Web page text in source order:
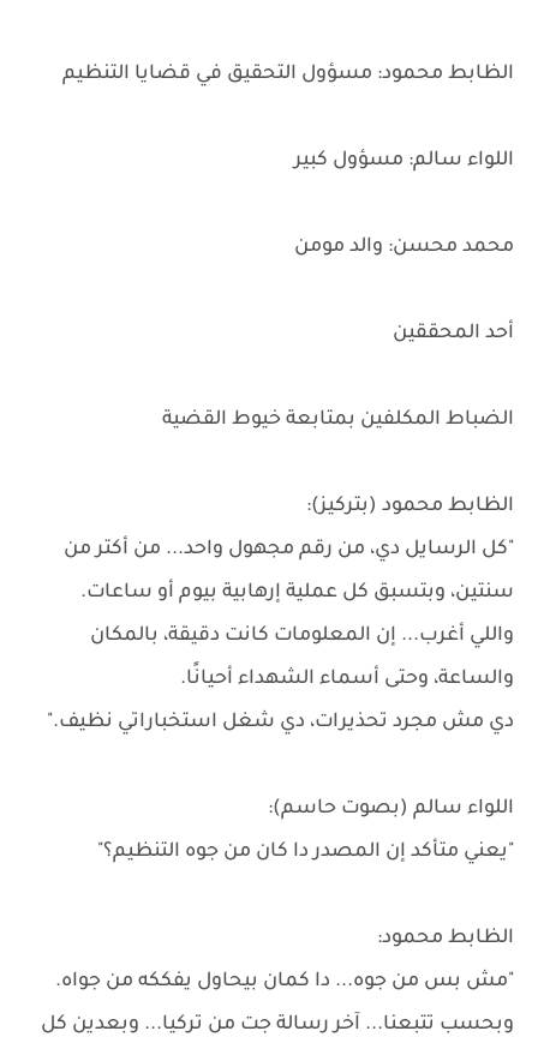
الظابط محمود: مسؤول التحقيق في قضايا التنظيم
اللواء سالم: مسؤول كبير
محمد محسن: والد مومن
أحد المحققين
الضباط المكلفين بمتابعة خيوط القضية
الظابط محمود (بتركيز):
"كل الرسايل دي، من رقم مجهول واحد... من أكتر من
سنتين، وبتسبق كل عملية إرهابية بيوم أو ساعات.
واللي أغرب... إن المعلومات كانت دقيقة، بالمكان
والساعة، وحتى أسماء الشهداء أحيانًا.
دي مش مجرد تحذيرات، دي شغل استخباراتي نظيف."
اللواء سالم (بصوت حاسم):
"يعني متأكد إن المصدر دا كان من جوه التنظيم؟"
الظابط محمود:
"مش بس من جوه... دا كمان بيحاول يفككه من جواه.
وبحسب تتبعنا... آخر رسالة جت من تركيا... وبعدين كل